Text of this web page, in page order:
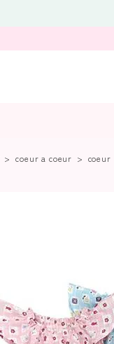
coeur a coeur coeur